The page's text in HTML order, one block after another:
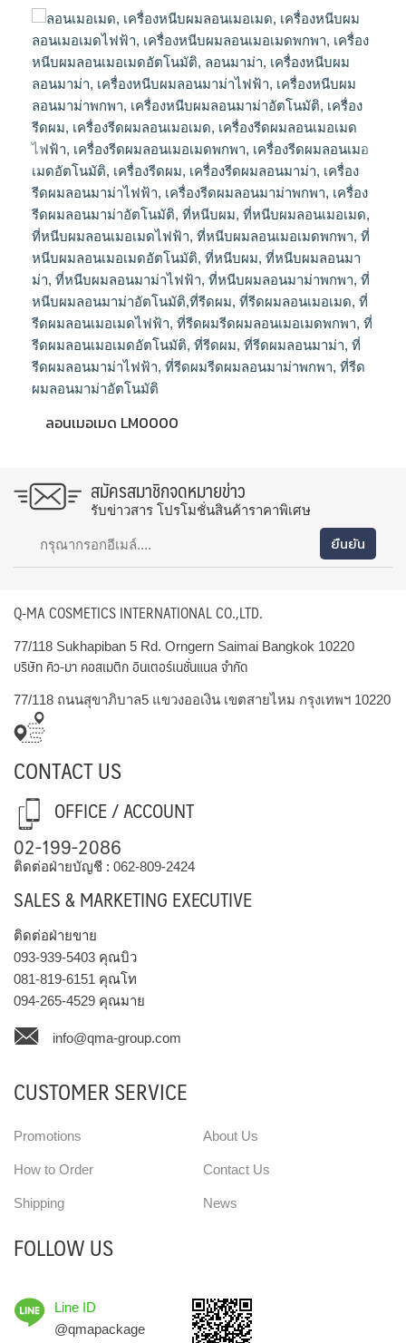
ลอนเมอเมด LM0000
สมัครสมาชิกจดหมายข่าว
รับข่าวสาร โปรโมชั่นสินค้าราคาพิเศษ
Q-MA COSMETICS INTERNATIONAL CO.,LTD.
77/118 Sukhapiban 5 Rd. Orngern Saimai Bangkok 10220
บริษัท คิว-มา คอสเมติก อินเตอร์เนชั่นแนล จำกัด
77/118 ถนนสุขาภิบาล5 แขวงออเงิน เขตสายไหม กรุงเทพฯ 10220
CONTACT US
OFFICE / ACCOUNT
02-199-2086
ติดต่อฝ่ายบัญชี : 062-809-2424
SALES & MARKETING EXECUTIVE
ติดต่อฝ่ายขาย
093-939-5403 คุณบิว
081-819-6151 คุณโท
094-265-4529 คุณมาย
info@qma-group.com
CUSTOMER SERVICE
Promotions
How to Order
Shipping
About Us
Contact Us
News
FOLLOW US
Line ID
@qmapackage